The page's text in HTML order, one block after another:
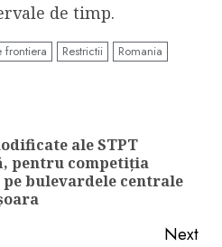
de timp.
frontiera Restrictii
Romania
ale STPT
pentru competiția
bulevardele centrale
Next